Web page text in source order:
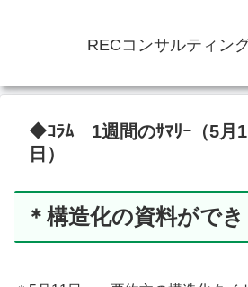
RECコンサルティン
◆ｺﾗﾑ 1週間のｻﾏﾘｰ（5月
日）
＊構造化の資料ができ